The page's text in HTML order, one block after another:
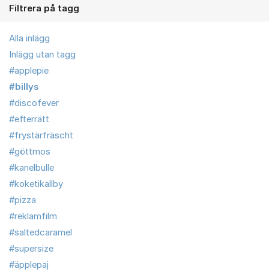
Filtrera på tagg
Alla inlägg
Inlägg utan tagg
#applepie
#billys
#discofever
#efterrätt
#frystärfräscht
#göttmos
#kanelbulle
#koketikallby
#pizza
#reklamfilm
#saltedcaramel
#supersize
#äpplepaj